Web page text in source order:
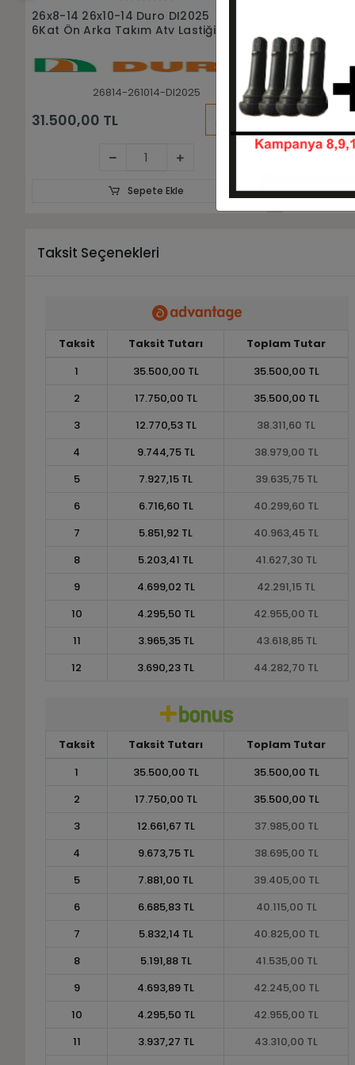
26x10-14 Duro DI2025 6Kat Atv
Arka Lastiği
261014-DI2025
8.750,00 TL KARGO
BEDAVA
Sepete Ekle
26x9R14
6.500,00
Taksit Seçenekleri
Taksit Taksit Tutarı
Toplam Tutar
1
35.500,00 TL
35.500,00 TL
2
17.750,00 TL
35.500,00 TL
3
12.770,53 TL
38.311,60 TL
4
9.744,75 TL
38.979,00 TL
5
7.927,15 TL
39.635,75 TL
6
6.716,60 TL
40.299,60 TL
7
5.851,92 TL
40.963,45 TL
8
5.203,41 TL
41.627,30 TL
9
4.699,02 TL
42.291,15 TL
10
4.295,50 TL
42.955,00 TL
11
3.965,35 TL
43.618,85 TL
12
3.690,23 TL 44.282,70 TL
Taksit Taksit Tutarı
Toplam Tutar
1
35.500,00 TL
35.500,00 TL
2
17.750,00 TL
35.500,00 TL
3
12.661,67 TL
37.985,00 TL
4
9.673,75 TL
38.695,00 TL
5
7.881,00 TL
39.405,00 TL
6
6.685,83 TL
40.115,00 TL
7
5.832,14 TL
40.825,00 TL
8
5.191,88 TL
41.535,00 TL
9
4.693,89 TL
42.245,00 TL
10
4.295,50 TL
42.955,00 TL
11
3.937,27 TL
43.310,00 TL